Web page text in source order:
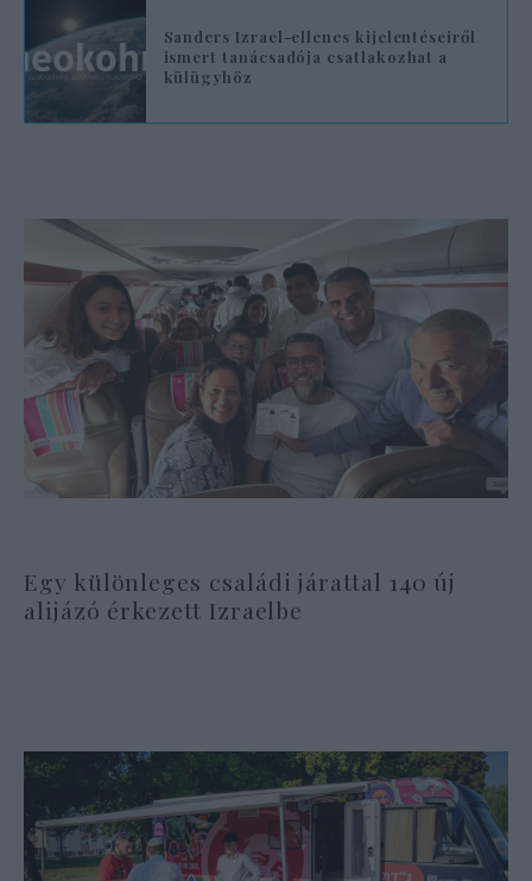
Sanders Izrael-ellenes kijelentéseiről
ismert tanácsadója csatlakozhat a
külügyhöz
Egy különleges családi járattal 140 új
alijázó érkezett Izraelbe